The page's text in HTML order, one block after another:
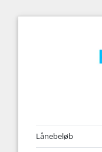
Lånebeløb